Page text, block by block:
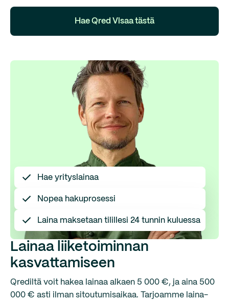
Hae Qred Visaa tästä
Hae yrityslainaa
Nopea hakuprosessi
Laina maksetaan tilillesi 24 tunnin kuluessa
Lainaa liiketoiminnan
kasvattamiseen
Qrediltä voit hakea lainaa alkaen 5 000 €, ja aina 500
000 € asti ilman sitoutumisaikaa. Tarjoamme laina-